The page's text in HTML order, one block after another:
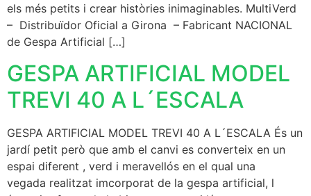
els més petits i crear històries inimaginables. MultiVerd
– Distribuïdor Oficial a Girona – Fabricant NACIONAL
de Gespa Artificial […]
GESPA ARTIFICIAL MODEL
TREVI 40 A L´ESCALA
GESPA ARTIFICIAL MODEL TREVI 40 A L´ESCALA És un
jardí petit però que amb el canvi es converteix en un
espai diferent , verd i meravellós en el qual una
vegada realitzat imcorporat de la gespa artificial, l